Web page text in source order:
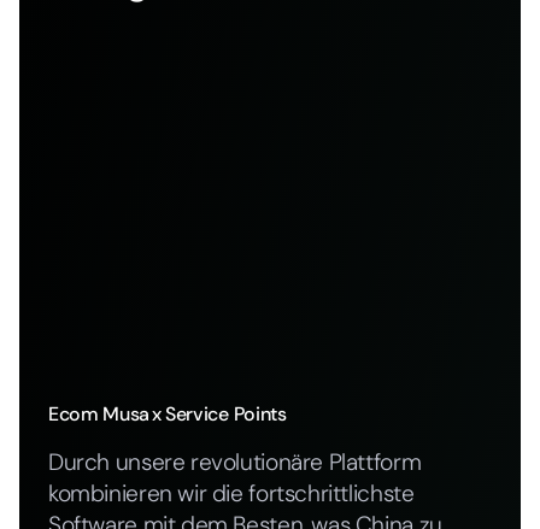
Ecom Musax Service Points
Durch unsere revolutionäre Plattform
kombinieren wir die fortschrittlichste